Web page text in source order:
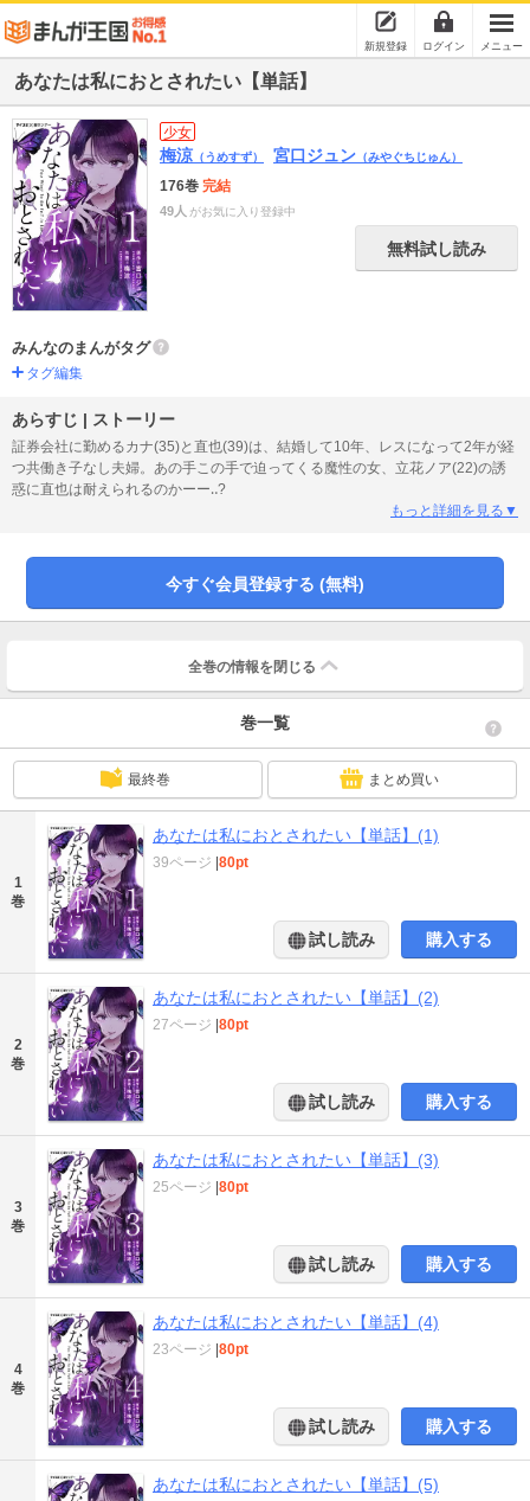
新規登録 ログイン メニュー
あなたは私におとされたい【単話】
少女
梅涼 （うめすず） 宮口ジュン （みやぐちじゅん）
176巻 完結
49人 がお気に入り登録中
無料試し読み
みんなのまんがタグ
タグ編集
あらすじ | ストーリー
証券会社に勤めるカナ(35)と直也(39)は、結婚して10年、レスになって2年が経
つ共働き子なし夫婦。あの手この手で迫ってくる魔性の女、立花ノア(22)の誘
惑に直也は耐えられるのかーー‥?
もっと詳細を見る▼
今すぐ会員登録する (無料)
全巻の情報を 閉じる
巻一覧
最終巻 まとめ買い
1
巻
あなたは私におとされたい【単話】(1)
39ページ |80pt
試し読み 購入する
2
巻
あなたは私におとされたい【単話】(2)
27ページ |80pt
試し読み 購入する
3
巻
あなたは私におとされたい【単話】(3)
25ページ |80pt
試し読み 購入する
4
巻
あなたは私におとされたい【単話】(4)
23ページ |80pt
試し読み 購入する
あなたは私におとされたい【単話】(5)